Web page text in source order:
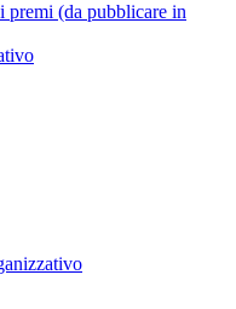
premi (da pubblicare in